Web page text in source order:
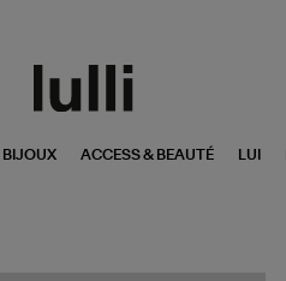
BIJOUX ACCESS & BEAUTÉ LUI